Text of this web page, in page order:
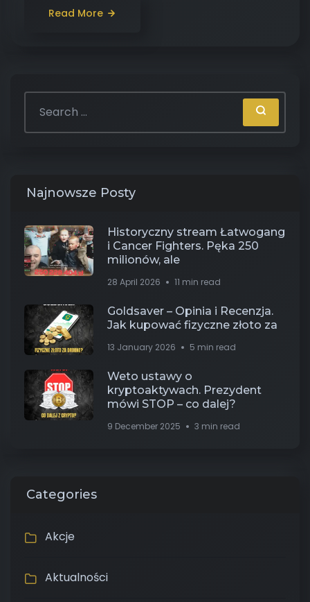
Read More
Najnowsze Posty
Historyczny stream Łatwogang
i Cancer Fighters. Pęka 250
milionów, ale
28 April 2026 11 min read
Goldsaver – Opinia i Recenzja.
Jak kupować fizyczne złoto za
13 January 2026 5 min read
Weto ustawy o
kryptoaktywach. Prezydent
mówi STOP – co dalej?
9 December 2025 3 min read
Categories
Akcje
Aktualności